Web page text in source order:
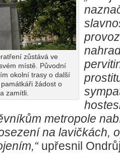
zůstává ve
místě. Původní
okolní trasy o další
žádost o
zamítli.
metropole
na lavičkách,
upřesnil